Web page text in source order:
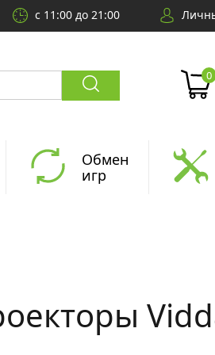
с 11:00 до 21:00
Обмен
игр